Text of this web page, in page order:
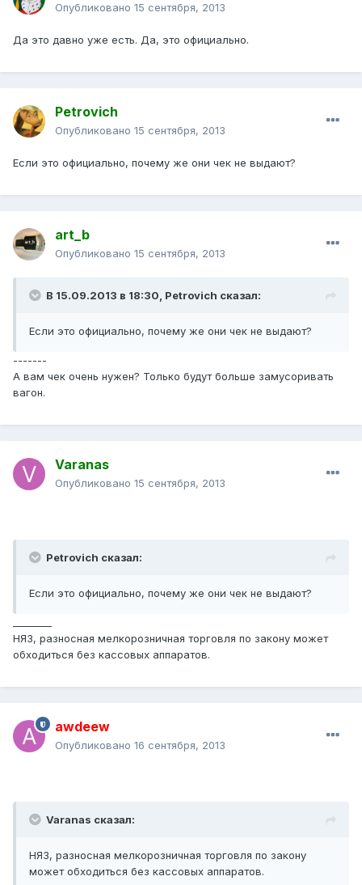
Опубликовано 15 сентября, 2013
Да это давно уже есть. Да, это официально.
Petrovich
Опубликовано 15 сентября, 2013
Если это официально, почему же они чек не выдают?
art_b
Опубликовано 15 сентября, 2013
В 15.09.2013 в 18:30, Petrovich сказал:
Если это официально, почему же они чек не выдают?
-------
А вам чек очень нужен? Только будут больше замусоривать
вагон.
Varanas
Опубликовано 15 сентября, 2013
Petrovich сказал:
Если это официально, почему же они чек не выдают?
НЯЗ, разносная мелкорозничная торговля по закону может
обходиться без кассовых аппаратов.
awdeew
Опубликовано 16 сентября, 2013
Varanas сказал:
НЯЗ, разносная мелкорозничная торговля по закону
может обходиться без кассовых аппаратов.